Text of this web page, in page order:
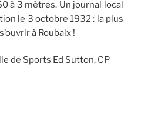
à 3 mètres. Un journal local
le 3 octobre 1932 : la plus
à Roubaix !
de Sports Ed Sutton, CP